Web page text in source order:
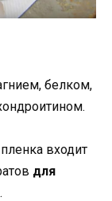
белком,
входит
для
.